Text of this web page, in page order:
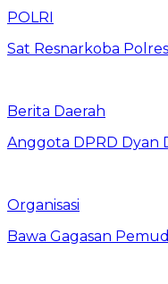
POLRI
Sat Resnarkoba
Berita Daerah
Anggota DPRD Dyan
Organisasi
Bawa Gagasan